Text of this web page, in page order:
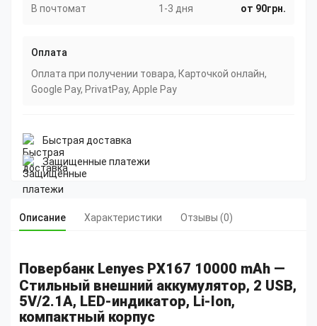
В почтомат
1-3 дня от 90грн.
Оплата
Оплата при получении товара, Карточкой онлайн,
Google Pay, PrivatPay, Apple Pay
Быстрая доставка
Защищенные платежи
Описание Характеристики Отзывы (0)
Повербанк Lenyes PX167 10000 mAh —
Стильный внешний аккумулятор, 2 USB,
5V/2.1A, LED-индикатор, Li-Ion,
компактный корпус